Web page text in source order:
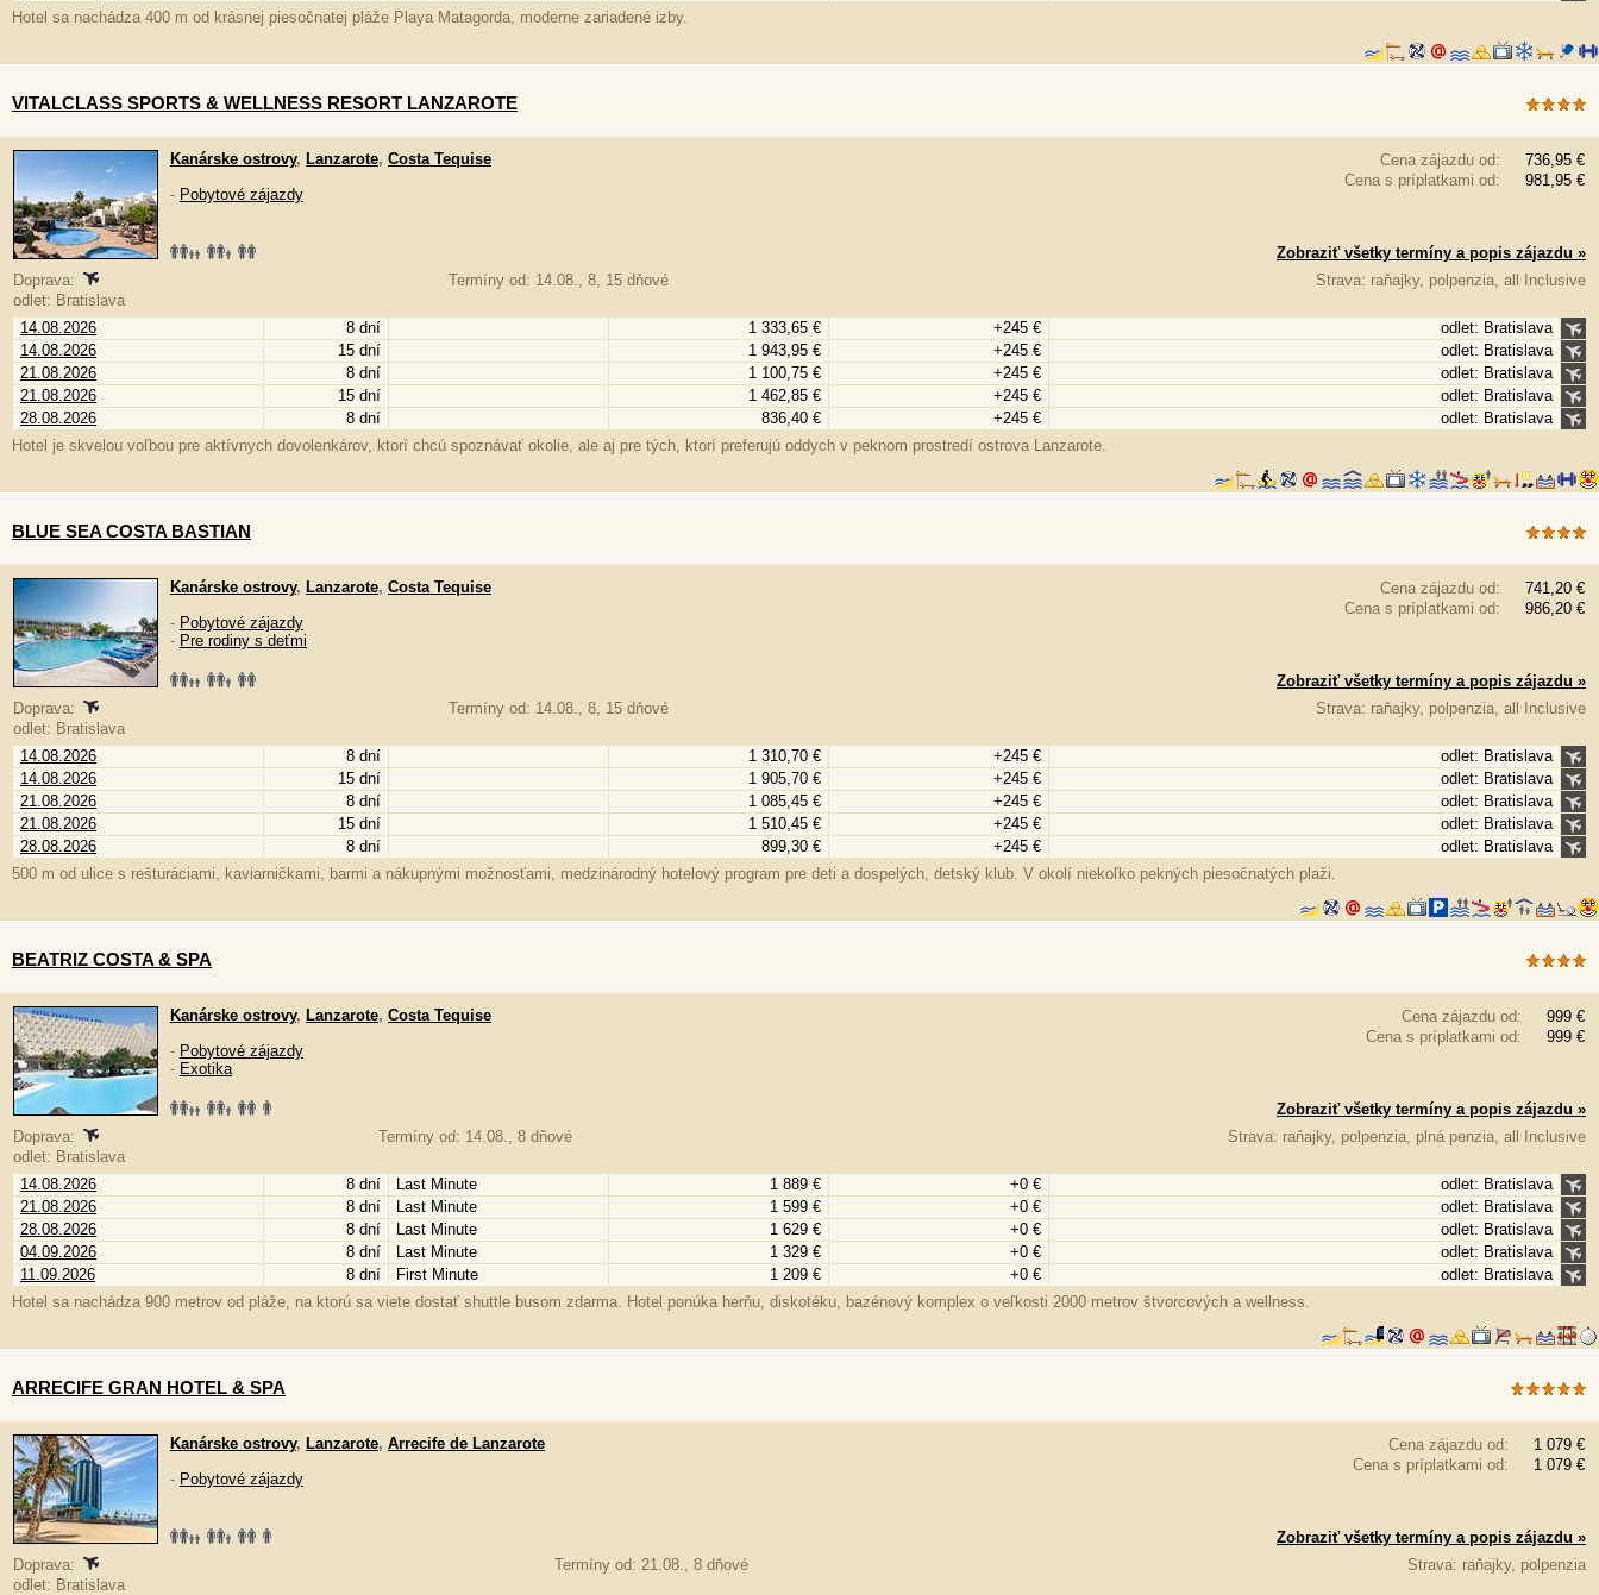
Hotel sa nachádza 400 m od krásnej piesočnatej pláže Playa Matagorda, moderne zariadené izby.
VITALCLASS SPORTS & WELLNESS RESORT LANZAROTE
Cena zájazdu od:
736,95 €
Cena s príplatkami od:
981,95 €
Kanárske ostrovy, Lanzarote, Costa Tequise
- Pobytové zájazdy
Zobraziť všetky termíny a popis zájazdu »
Doprava:
Termíny od: 14.08., 8, 15 dňové
Strava: raňajky, polpenzia, all Inclusive
odlet: Bratislava
14.08.2026
8 dní 1 333,65 € +245 €
odlet: Bratislava
14.08.2026
15 dní 1 943,95 € +245 €
odlet: Bratislava
21.08.2026
8 dní 1 100,75 € +245 €
odlet: Bratislava
21.08.2026
15 dní 1 462,85 € +245 €
odlet: Bratislava
28.08.2026
8 dní 836,40 € +245 €
odlet: Bratislava
Hotel je skvelou voľbou pre aktívnych dovolenkárov, ktorí chcú spoznávať okolie, ale aj pre tých, ktorí preferujú oddych v peknom prostredí ostrova Lanzarote.
BLUE SEA COSTA BASTIAN
Cena zájazdu od:
741,20 €
Cena s príplatkami od:
986,20 €
Kanárske ostrovy, Lanzarote, Costa Tequise
- Pobytové zájazdy
- Pre rodiny s deťmi
Zobraziť všetky termíny a popis zájazdu »
Doprava:
Termíny od: 14.08., 8, 15 dňové
Strava: raňajky, polpenzia, all Inclusive
odlet: Bratislava
14.08.2026
8 dní 1 310,70 € +245 €
odlet: Bratislava
14.08.2026
15 dní 1 905,70 € +245 €
odlet: Bratislava
21.08.2026
8 dní 1 085,45 € +245 €
odlet: Bratislava
21.08.2026
15 dní 1 510,45 € +245 €
odlet: Bratislava
28.08.2026
8 dní 899,30 € +245 €
odlet: Bratislava
500 m od ulice s rešturáciami, kaviarničkami, barmi a nákupnými možnosťami, medzinárodný hotelový program pre deti a dospelých, detský klub. V okolí niekoľko pekných piesočnatých plaži.
BEATRIZ COSTA & SPA
Cena zájazdu od:
999 €
Cena s príplatkami od:
999 €
Kanárske ostrovy, Lanzarote, Costa Tequise
- Pobytové zájazdy
- Exotika
Zobraziť všetky termíny a popis zájazdu »
Doprava:
Termíny od: 14.08., 8 dňové
Strava: raňajky, polpenzia, plná penzia, all Inclusive
odlet: Bratislava
14.08.2026
8 dní Last Minute 1 889 € +0 €
odlet: Bratislava
21.08.2026
8 dní Last Minute 1 599 € +0 €
odlet: Bratislava
28.08.2026
8 dní Last Minute 1 629 € +0 €
odlet: Bratislava
04.09.2026
8 dní Last Minute 1 329 € +0 €
odlet: Bratislava
11.09.2026
8 dní First Minute 1 209 € +0 €
odlet: Bratislava
Hotel sa nachádza 900 metrov od pláže, na ktorú sa viete dostať shuttle busom zdarma. Hotel ponúka herňu, diskotéku, bazénový komplex o veľkosti 2000 metrov štvorcových a wellness.
ARRECIFE GRAN HOTEL & SPA
Cena zájazdu od:
1 079 €
Cena s príplatkami od:
1 079 €
Kanárske ostrovy, Lanzarote, Arrecife de Lanzarote
- Pobytové zájazdy
Zobraziť všetky termíny a popis zájazdu »
Doprava:
Termíny od: 21.08., 8 dňové
Strava: raňajky, polpenzia
odlet: Bratislava